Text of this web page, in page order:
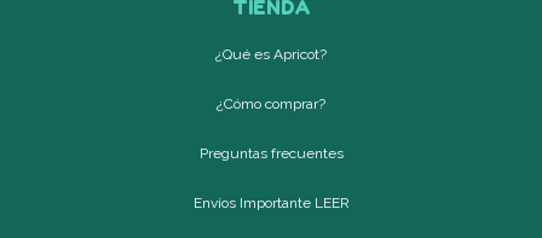
TIENDA
¿Qué es Apricot?
¿Cómo comprar?
Preguntas frecuentes
Envíos Importante LEER